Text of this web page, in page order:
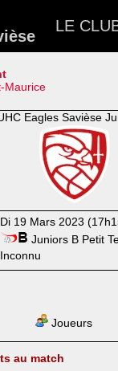
LE
Maurice
Eagles Savièse
Di 19 Mars 2023
Juniors B Petit
Inconnu
Joueurs
au match